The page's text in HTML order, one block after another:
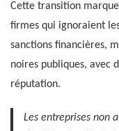
Cette transition
firmes qui ignoraient
sanctions financières,
noires publiques, avec
réputation.
Les entreprises non